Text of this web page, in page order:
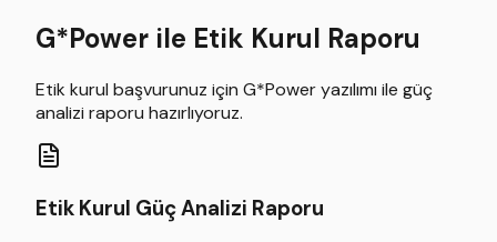
G*Power ile Etik Kurul Raporu
Etik kurul başvurunuz için G*Power yazılımı ile güç
analizi raporu hazırlıyoruz.
Etik Kurul Güç Analizi Raporu